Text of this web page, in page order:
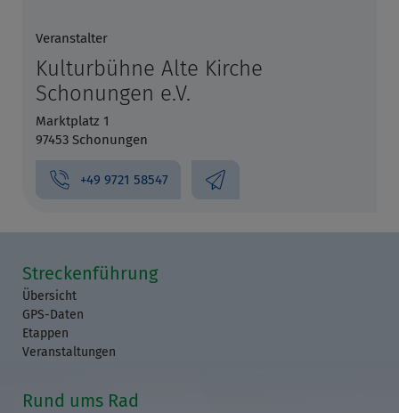
Veranstalter
Kulturbühne Alte Kirche
Schonungen e.V.
Marktplatz 1
97453 Schonungen
+49 9721 58547
Streckenführung
Übersicht
GPS-Daten
Etappen
Veranstaltungen
Rund ums Rad